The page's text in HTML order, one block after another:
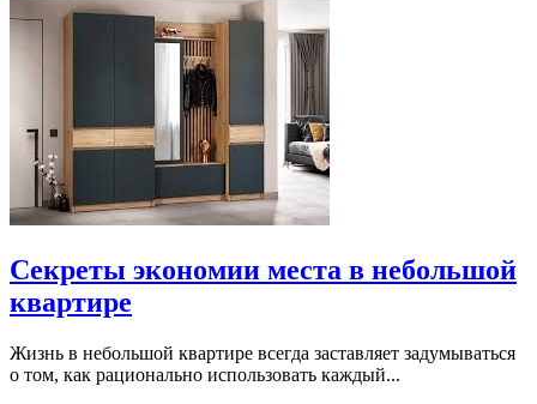
Секреты экономии места в небольшой
квартире
Жизнь в небольшой квартире всегда заставляет задумываться
о том, как рационально использовать каждый...